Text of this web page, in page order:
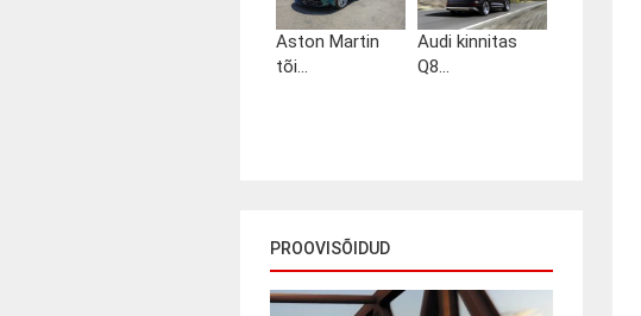
Aston Martin
tõi...
Audi kinnitas
Q8...
PROOVISÕIDUD